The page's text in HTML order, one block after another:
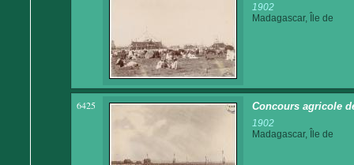
1902
Madagascar, Île de
6425 Concours agricole
1902
Madagascar, Île de